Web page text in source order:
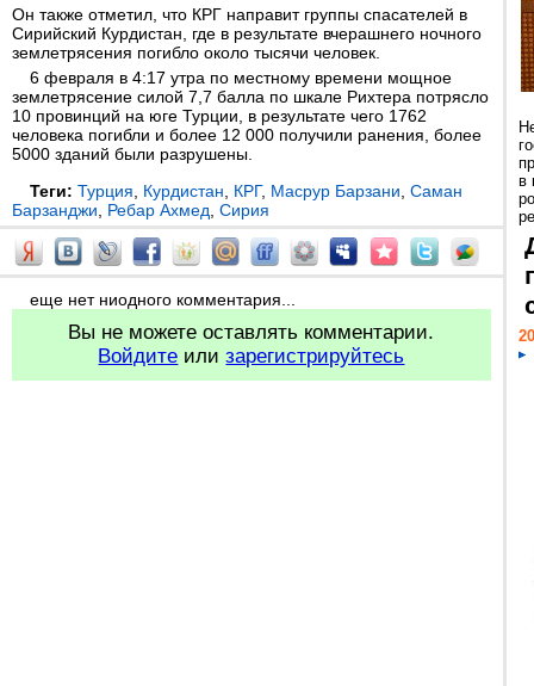
Он также отметил, что КРГ направит группы спасателей в
Сирийский Курдистан, где в результате вчерашнего ночного
землетрясения погибло около тысячи человек.
6 февраля в 4:17 утра по местному времени мощное
землетрясение силой 7,7 балла по шкале Рихтера потрясло
10 провинций на юге Турции, в результате чего 1762
человека погибли и более 12 000 получили ранения, более
5000 зданий были разрушены.
Теги: Турция Курдистан КРГ, Масрур Барзани Саман
Барзанджи
Ребар Ахмед Сирия
еще нет ниодного комментария...
Вы не можете оставлять комментарии.
Войдите илизарегистрируйтесь
в